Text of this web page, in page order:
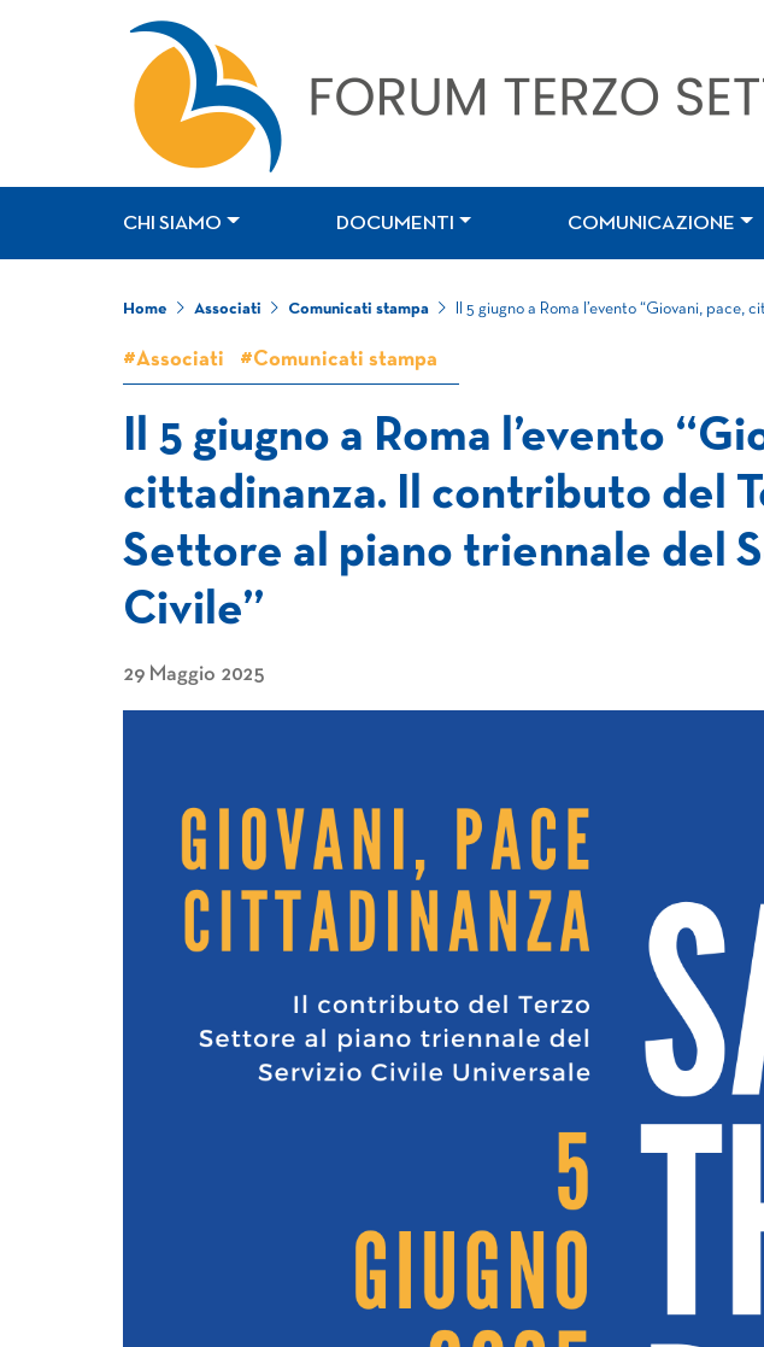
CHI SIAMO DOCUMENTI COMUNICAZIONE
Home Associati Comunicati stampa Il 5 giugno a Roma l’evento “Giovani,
#Associati #Comunicati stampa
Il 5 giugno a Roma l’evento
cittadinanza. Il contributo del
Settore al piano triennale del
Civile”
29 Maggio 2025